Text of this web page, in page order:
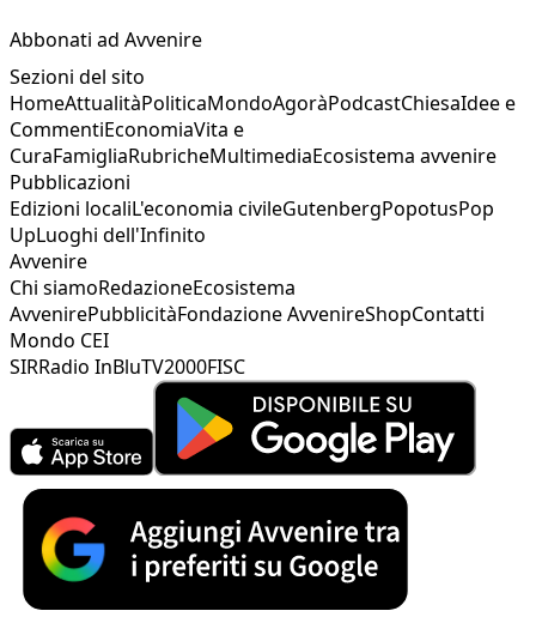
Abbonati ad Avvenire
Sezioni del sito
HomeAttualitàPoliticaMondoAgoràPodcastChiesaIdee e
CommentiEconomiaVita e
CuraFamigliaRubricheMultimediaEcosistema avvenire
Pubblicazioni
Edizioni localiL'economia civileGutenbergPopotusPop
UpLuoghi dell'Infinito
Avvenire
Chi siamoRedazioneEcosistema
AvvenirePubblicitàFondazione AvvenireShopContatti
Mondo CEI
SIRRadio InBluTV2000FISC